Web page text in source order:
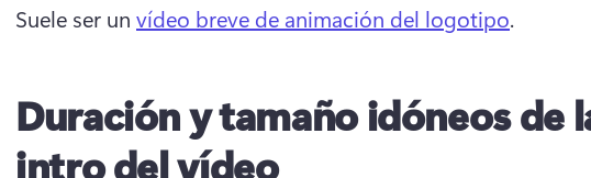
Suele ser un vídeo breve de animación del logotipo.
Duración y tamaño idóneos de
intro del vídeo